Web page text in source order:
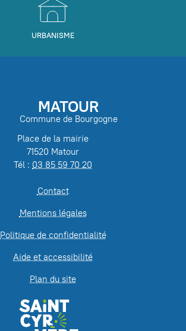
URBANISME
MATOUR
Commune de Bourgogne
Place de la mairie
71520 Matour
Tél : 03 85 59 70 20
Contact
Mentions légales
Politique de confidentialité
Aide et accessibilité
Plan du site